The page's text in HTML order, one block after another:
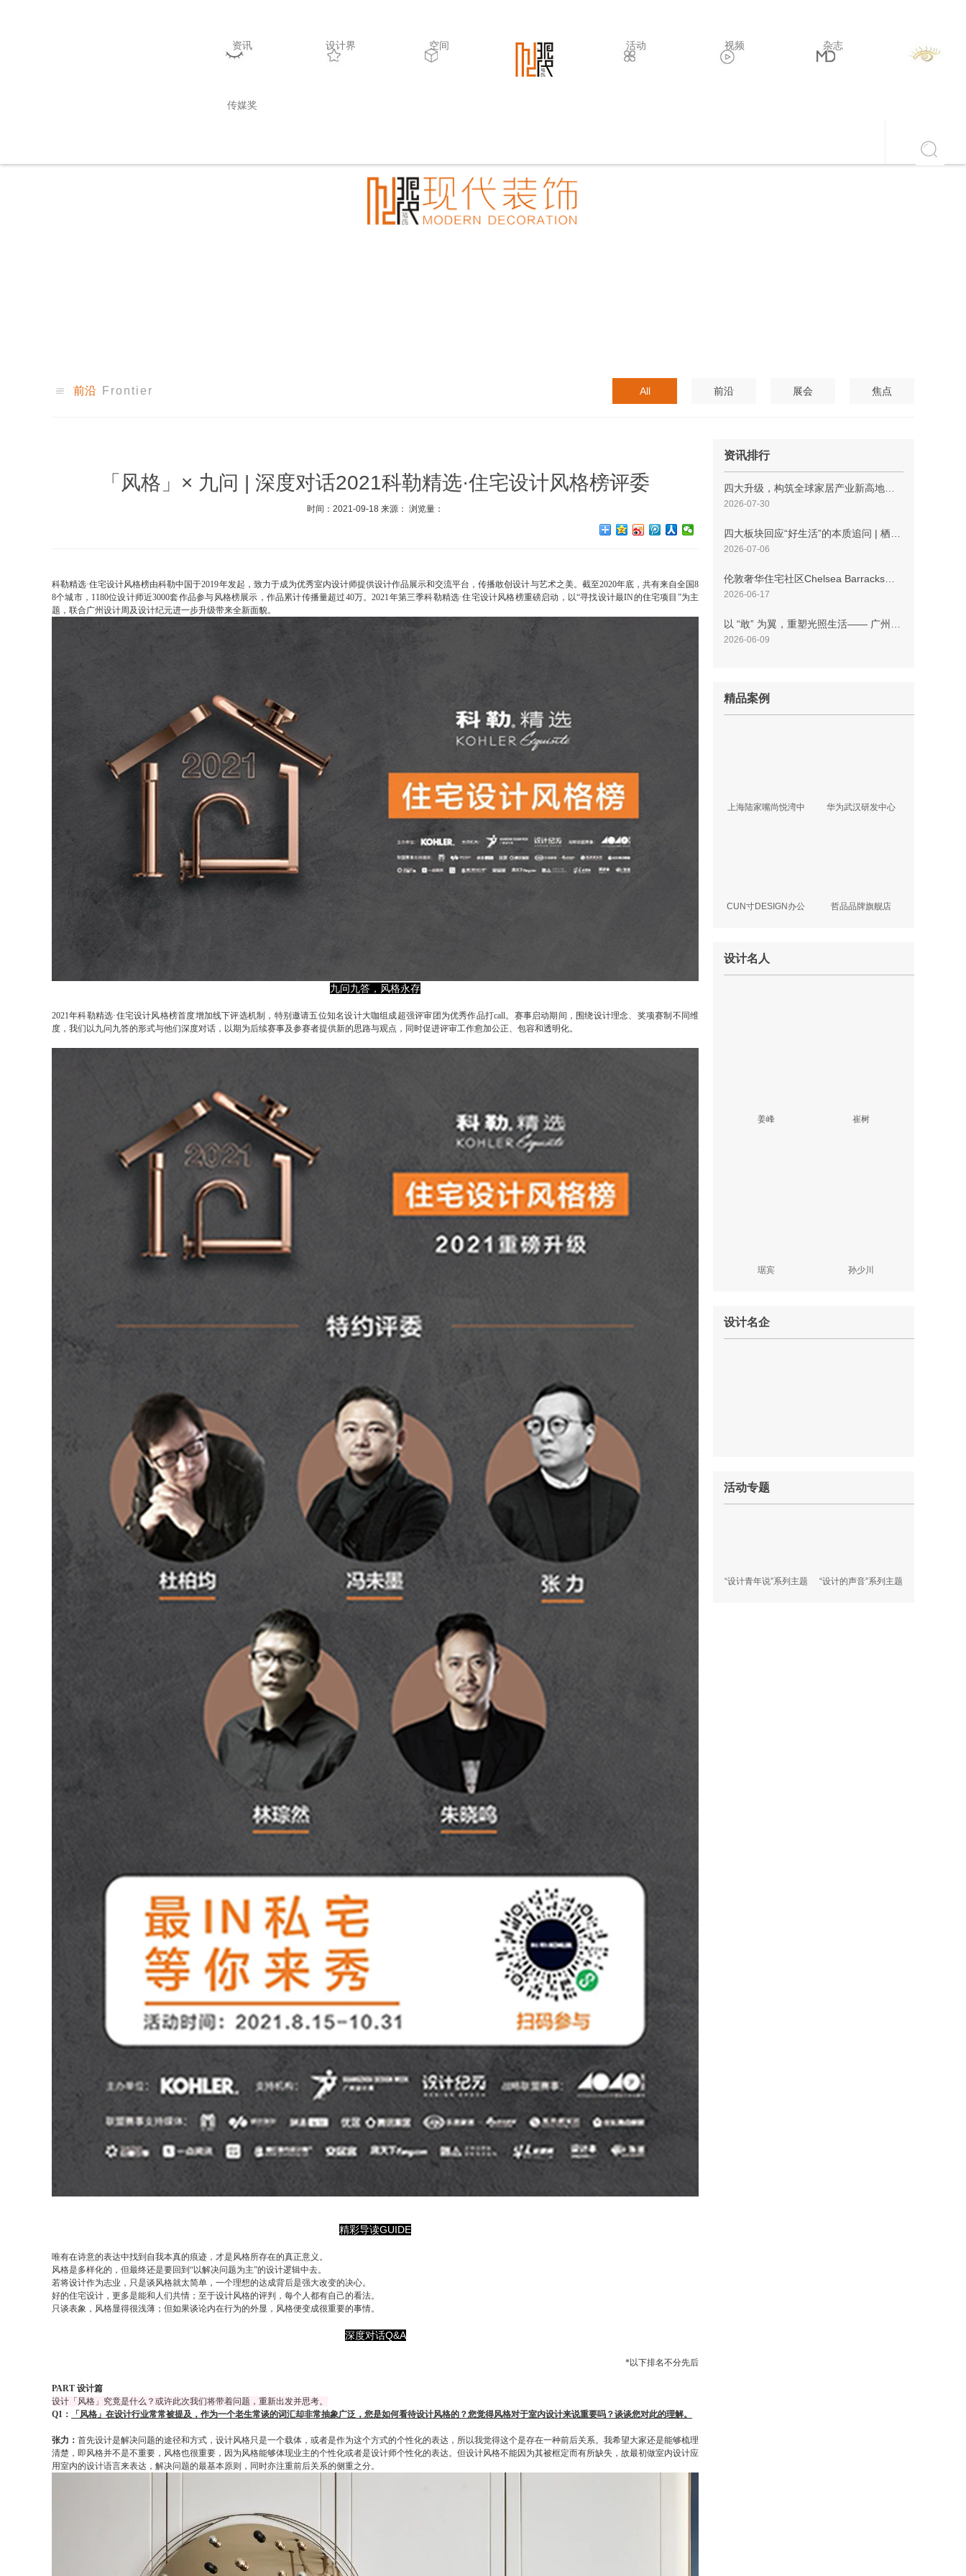
资讯 设计界 空间 . 活动 视频 杂志
传媒奖
前沿 Frontier All 前沿 展会 焦点
「风格」× 九问 | 深度对话2021科勒精选·住宅设计风格榜评委
时间：2021-09-18 来源： 浏览量：
科勒精选·住宅设计风格榜由科勒中国于2019年发起，致力于成为优秀室内设计师提供设计作品展示和交流平台，传播敢创设计与艺术之美。截至2020年底，共有来自全国8
8个城市，1180位设计师近3000套作品参与风格榜展示，作品累计传播量超过40万。2021年第三季科勒精选·住宅设计风格榜重磅启动，以“寻找设计最IN的住宅项目”为主
题，联合广州设计周及设计纪元进一步升级带来全新面貌。
九问九答，风格永存
2021年科勒精选·住宅设计风格榜首度增加线下评选机制，特别邀请五位知名设计大咖组成超强评审团为优秀作品打call。赛事启动期间，围绕设计理念、奖项赛制不同维
度，我们以九问九答的形式与他们深度对话，以期为后续赛事及参赛者提供新的思路与观点，同时促进评审工作愈加公正、包容和透明化。
精彩导读GUIDE
唯有在诗意的表达中找到自我本真的痕迹，才是风格所存在的真正意义。
风格是多样化的，但最终还是要回到“以解决问题为主”的设计逻辑中去。
若将设计作为志业，只是谈风格就太简单，一个理想的达成背后是强大改变的决心。
好的住宅设计，更多是能和人们共情；至于设计风格的评判，每个人都有自己的看法。
只谈表象，风格显得很浅薄；但如果谈论内在行为的外显，风格便变成很重要的事情。
深度对话Q&A
*以下排名不分先后
PART 设计篇
设计「风格」究竟是什么？或许此次我们将带着问题，重新出发并思考。
Q1：
「风格」在设计行业常常被提及，作为一个老生常谈的词汇却非常抽象广泛，您是如何看待设计风格的？您觉得风格对于室内设计来说重要吗？谈谈您对此的理解。
张力： 首先设计是解决问题的途径和方式，设计风格只是一个载体，或者是作为这个方式的个性化的表达，所以我觉得这个是存在一种前后关系。我希望大家还是能够梳理
清楚，即风格并不是不重要，风格也很重要，因为风格能够体现业主的个性化或者是设计师个性化的表达。但设计风格不能因为其被框定而有所缺失，故最初做室内设计应
用室内的设计语言来表达，解决问题的最基本原则，同时亦注重前后关系的侧重之分。
资讯排行
2026-07-30
2026-07-06
2026-06-17
2026-06-09
精品案例
上海陆家嘴尚悦湾中
华为武汉研发中心
CUN寸DESIGN办公
哲品品牌旗舰店
设计名人
姜峰 崔树
琚宾 孙少川
设计名企
活动专题
“设计青年说”系列主题
“设计的声音”系列主题